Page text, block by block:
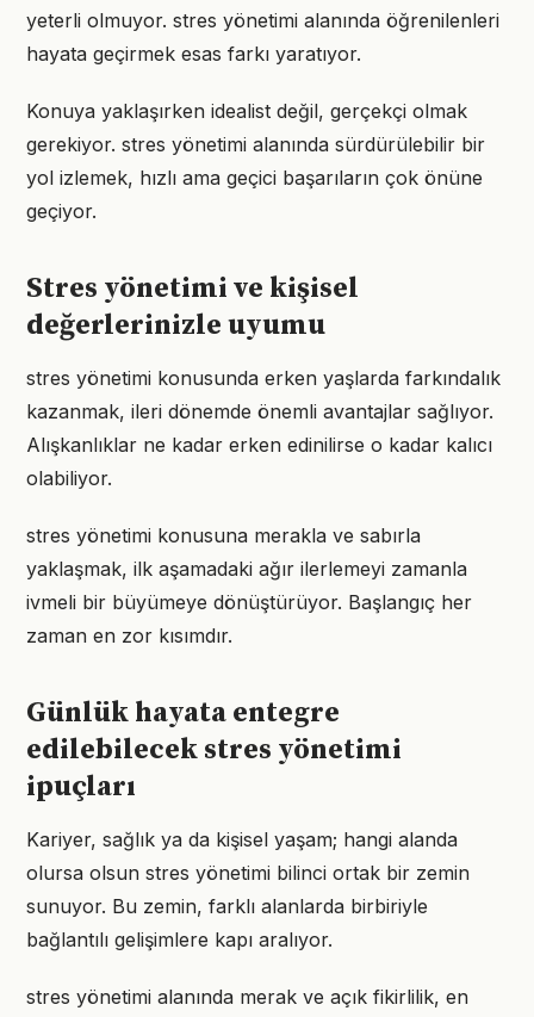
yeterli olmuyor. stres yönetimi alanında öğrenilenleri
hayata geçirmek esas farkı yaratıyor.
Konuya yaklaşırken idealist değil, gerçekçi olmak
gerekiyor. stres yönetimi alanında sürdürülebilir bir
yol izlemek, hızlı ama geçici başarıların çok önüne
geçiyor.
Stres yönetimi ve kişisel
değerlerinizle uyumu
stres yönetimi konusunda erken yaşlarda farkındalık
kazanmak, ileri dönemde önemli avantajlar sağlıyor.
Alışkanlıklar ne kadar erken edinilirse o kadar kalıcı
olabiliyor.
stres yönetimi konusuna merakla ve sabırla
yaklaşmak, ilk aşamadaki ağır ilerlemeyi zamanla
ivmeli bir büyümeye dönüştürüyor. Başlangıç her
zaman en zor kısımdır.
Günlük hayata entegre
edilebilecek stres yönetimi
ipuçları
Kariyer, sağlık ya da kişisel yaşam; hangi alanda
olursa olsun stres yönetimi bilinci ortak bir zemin
sunuyor. Bu zemin, farklı alanlarda birbiriyle
bağlantılı gelişimlere kapı aralıyor.
stres yönetimi alanında merak ve açık fikirlilik, en